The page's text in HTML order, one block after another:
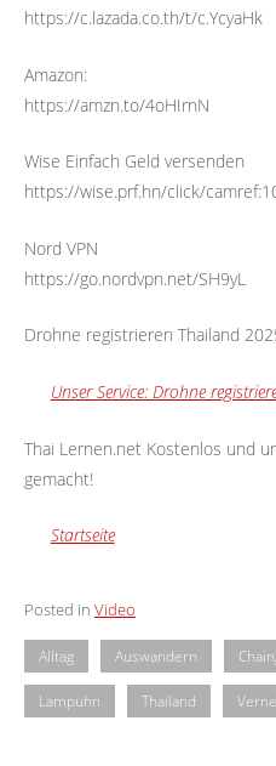
https://c.lazada.co.th/t/c.YcyaHk
Amazon:
https://amzn.to/4oHIrnN
Wise Einfach Geld versenden
https://wise.prf.hn/click/
Nord VPN
https://go.nordvpn.net/SH9yL
Drohne registrieren Thailand
Unser Service: Drohne
Thai Lernen.net Kostenlos und
gemacht!
Startseite
Posted in Video
Alltag Auswandern
Lampuhn Thailand